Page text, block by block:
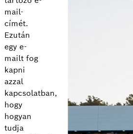
mail-
címét.
Ezután
egy e-
mailt fog
kapni
azzal
kapcsolatban,
hogy
hogyan
tudja